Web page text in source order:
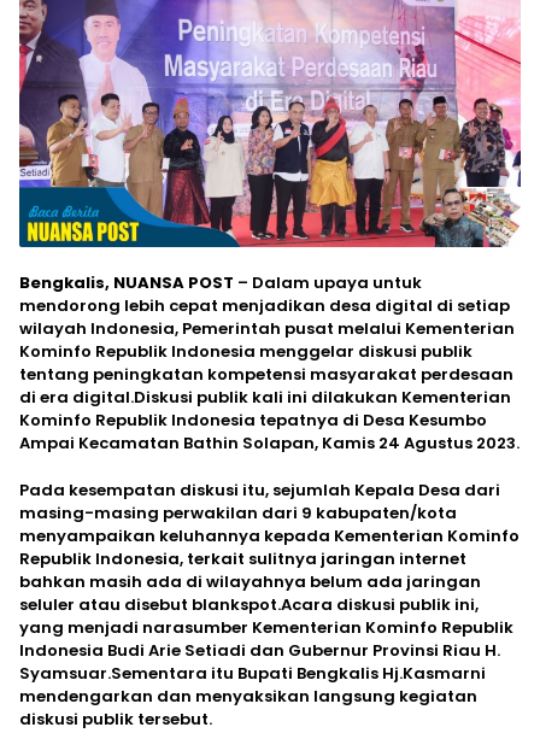
Bengkalis, NUANSA POST – Dalam upaya untuk
mendorong lebih cepat menjadikan desa digital di setiap
wilayah Indonesia, Pemerintah pusat melalui Kementerian
Kominfo Republik Indonesia menggelar diskusi publik
tentang peningkatan kompetensi masyarakat perdesaan
di era digital.Diskusi publik kali ini dilakukan Kementerian
Kominfo Republik Indonesia tepatnya di Desa Kesumbo
Ampai Kecamatan Bathin Solapan, Kamis 24 Agustus 2023.
Pada kesempatan diskusi itu, sejumlah Kepala Desa dari
masing-masing perwakilan dari 9 kabupaten/kota
menyampaikan keluhannya kepada Kementerian Kominfo
Republik Indonesia, terkait sulitnya jaringan internet
bahkan masih ada di wilayahnya belum ada jaringan
seluler atau disebut blankspot.Acara diskusi publik ini,
yang menjadi narasumber Kementerian Kominfo Republik
Indonesia Budi Arie Setiadi dan Gubernur Provinsi Riau H.
Syamsuar.Sementara itu Bupati Bengkalis Hj.Kasmarni
mendengarkan dan menyaksikan langsung kegiatan
diskusi publik tersebut.